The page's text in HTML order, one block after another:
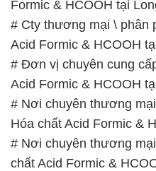
Formic & HCOOH tại
# Cty thương mại \ phân
Acid Formic & HCOOH
# Đơn vị chuyên cung
Acid Formic & HCOOH
# Nơi chuyên thương
Hóa chất Acid Formic &
# Nơi chuyên thương
chất Acid Formic &